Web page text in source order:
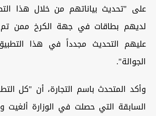
على "تحديث بياناتهم من خلال هذا
لديهم بطاقات في جهة الكرخ ممن تم
عليهم التحديث مجدداً في هذا
الجوالة".
وأكد المتحدث باسم التجارة، أن "كل
السابقة التي حصلت في الوزارة ألغيت